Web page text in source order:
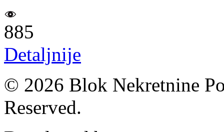
885
Detaljnije
© 2026 Blok Nekretnine
Reserved.